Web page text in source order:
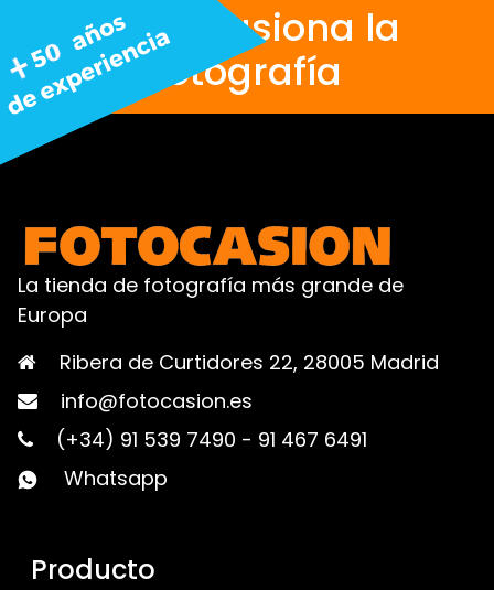
Nos apasiona la
fotografía
La tienda de fotografía más grande de
Europa
Ribera de Curtidores 22, 28005 Madrid
info@fotocasion.es
(+34) 91 539 7490 - 91 467 6491
Whatsapp
Producto